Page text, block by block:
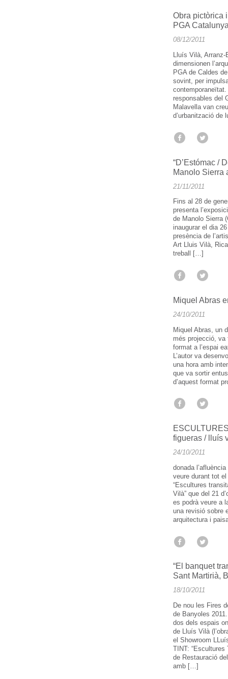
Obra pictòrica
PGA
08/12/2011
Lluís Vilà,
dimensionen
PGA de Caldes
sovint, per
responsables del
Malavella van
d’urbanització de
“D’Estómac /
Manolo Sierra
21/11/2011
Fins al 28 de
presenta
de Manolo Sierra
inaugurar el dia
presència de
Art Lluis Vilà,
treball […]
Miquel Abras
24/10/2011
Miquel Abras, un
més projecció,
format a l’espai
L’autor va
una hora amb
que va sortir
d’aquest format
figueras / lluís
24/10/2011
donada
veure durant tot el
“Escultures
Vilà” que del 21
es podrà veure a
una revisió sobre
arquitectura i
“El banquet
Sant Martirià,
18/10/2011
De nou les Fires
de Banyoles
dos dels espais
de Lluís Vilà
el Showroom
TINT: “Escultures
de Restauració
amb […]